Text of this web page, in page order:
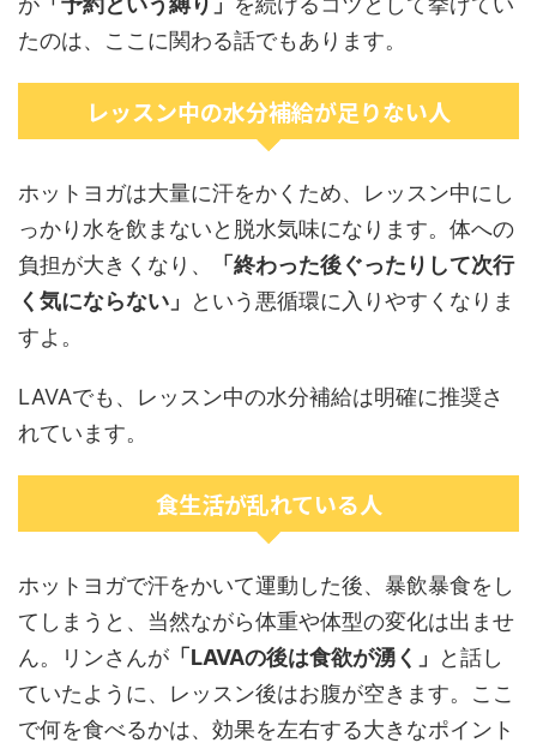
たのは、ここに関わる話でもあります。
レッスン中の水分補給が足りない人
ホットヨガは大量に汗をかくため、レッスン中にし
っかり水を飲まないと脱水気味になります。体への
負担が大きくなり、
「終わった後ぐったりして次行
く気にならない」
という悪循環に入りやすくなりま
すよ。
LAVAでも、レッスン中の水分補給は明確に推奨さ
れています。
食生活が乱れている人
ホットヨガで汗をかいて運動した後、暴飲暴食をし
てしまうと、当然ながら体重や体型の変化は出ませ
ん。リンさんが 「LAVAの後は食欲が湧く」
と話し
ていたように、レッスン後はお腹が空きます。ここ
で何を食べるかは、効果を左右する大きなポイント